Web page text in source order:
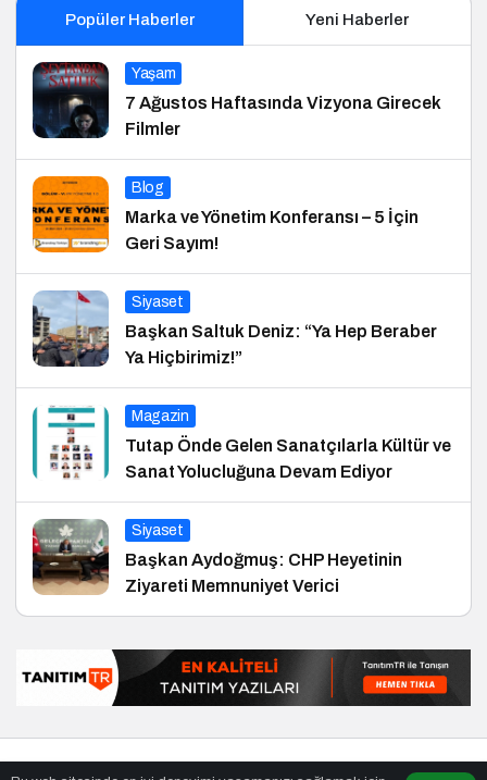
Popüler Haberler Yeni Haberler
Yaşam
7 Ağustos Haftasında Vizyona Girecek
Filmler
Blog
Marka ve Yönetim Konferansı – 5 İçin
Geri Sayım!
Siyaset
Başkan Saltuk Deniz: “Ya Hep Beraber
Ya Hiçbirimiz!”
Magazin
Tutap Önde Gelen Sanatçılarla Kültür ve
Sanat Yolucluğuna Devam Ediyor
Siyaset
Başkan Aydoğmuş: CHP Heyetinin
Ziyareti Memnuniyet Verici
en iyiler